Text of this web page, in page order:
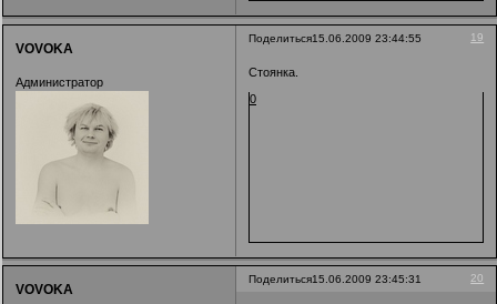
Поделиться 19
15.06.2009 23:44:55
VOVOKA
Администратор
Стоянка.
0
Поделиться 20
15.06.2009 23:45:31
VOVOKA